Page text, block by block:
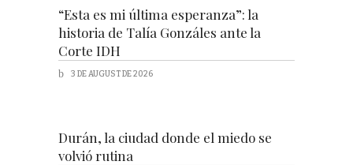
“Esta es mi última esperanza”: la
historia de Talía Gonzáles ante la
Corte IDH
3 DE AUGUST DE 2026
Durán, la ciudad donde el miedo se
volvió rutina